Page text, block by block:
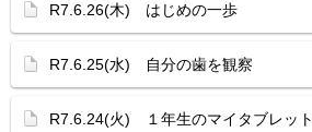
R7.6.26(木) はじめの一歩
R7.6.25(水) 自分の歯を観察
R7.6.24(火) １年生のマイタブレット